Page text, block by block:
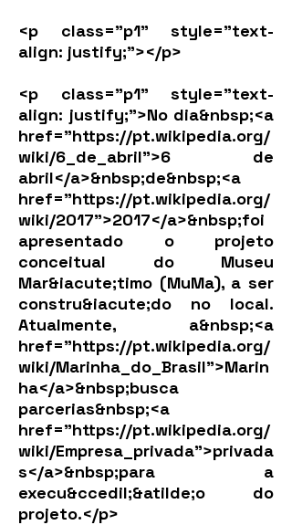
<p class="p1" style="text-
align: justify;">​</p>
<p class="p1" style="text-
align: justify;">No dia&nbsp;<a
href="https://pt.wikipedia.org/
wiki/6_de_abril">6 de
abril</a>&nbsp;de&nbsp;<a
href="https://pt.wikipedia.org/
wiki/2017">2017</a>&nbsp;foi
apresentado o projeto
conceitual do Museu
Mar&iacute;timo (MuMa), a ser
constru&iacute;do no local.
Atualmente, a&nbsp;<a
href="https://pt.wikipedia.org/
wiki/Marinha_do_Brasil">Marin
ha</a>&nbsp;busca
parcerias&nbsp;<a
href="https://pt.wikipedia.org/
wiki/Empresa_privada">privada
s</a>&nbsp;para a
execu&ccedil;&atilde;o do
projeto.</p>